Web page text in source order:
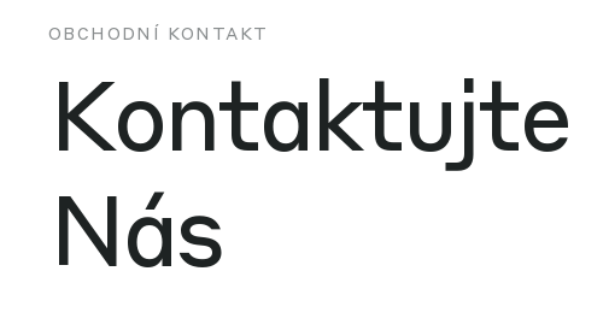
OBCHODNÍ KONTAKT
Kontaktujte
Nás